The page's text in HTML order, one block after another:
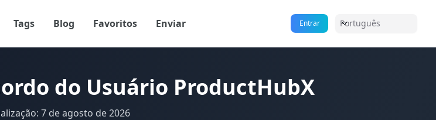
Tags Blog Favoritos Enviar Entrar Português
do Usuário ProductHubX
7 de agosto de 2026